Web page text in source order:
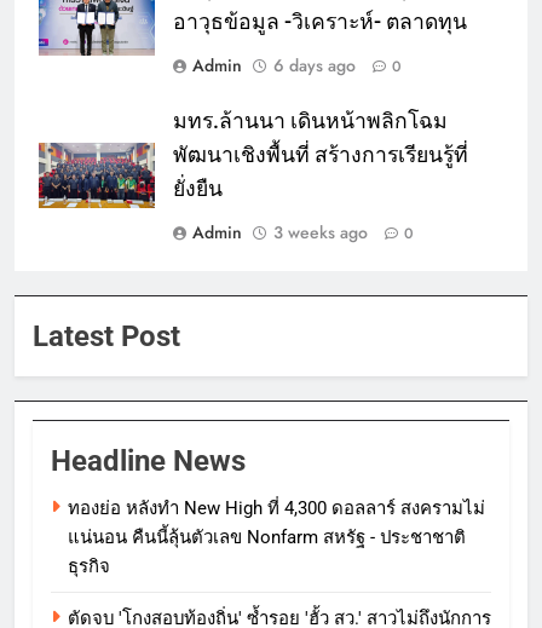
อาวุธข้อมูล -วิเคราะห์- ตลาดทุน
Admin
6 days ago 0
มทร.ล้านนา เดินหน้าพลิกโฉม
พัฒนาเชิงพื้นที่ สร้างการเรียนรู้ที่
ยั่งยืน
Admin
3 weeks ago 0
Latest Post
Headline News
ทองย่อ หลังทำ New High ที่ 4,300 ดอลลาร์ สงครามไม่
แน่นอน คืนนี้ลุ้นตัวเลข Nonfarm สหรัฐ - ประชาชาติ
ธุรกิจ
ตัดจบ 'โกงสอบท้องถิ่น' ซ้ำรอย 'ฮั้ว สว.' สาวไม่ถึงนักการ